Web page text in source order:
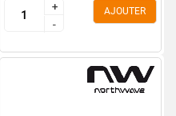
+
-
+
-
AJOUTER